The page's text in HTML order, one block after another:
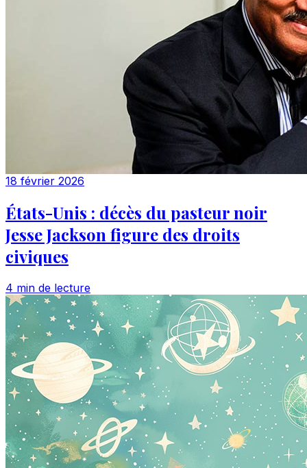
18 février 2026
États-Unis : décès du pasteur noir
Jesse Jackson figure des droits
civiques
4 min de lecture